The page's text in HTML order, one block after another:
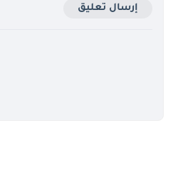
إرسال تعليق